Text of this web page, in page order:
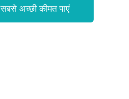
सबसे अच्छी कीमत पाएं